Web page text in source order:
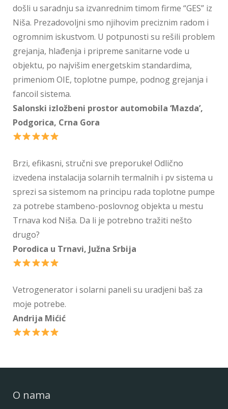
došli u saradnju sa izvanrednim timom firme “GES” iz
Niša. Prezadovoljni smo njihovim preciznim radom i
ogromnim iskustvom. U potpunosti su rešili problem
grejanja, hlađenja i pripreme sanitarne vode u
objektu, po najvišim energetskim standardima,
primeniom OIE, toplotne pumpe, podnog grejanja i
fancoil sistema.
Salonski izložbeni prostor automobila ‘Mazda’,
Podgorica, Crna Gora
Brzi, efikasni, stručni sve preporuke! Odlično
izvedena instalacija solarnih termalnih i pv sistema u
sprezi sa sistemom na principu rada toplotne pumpe
za potrebe stambeno-poslovnog objekta u mestu
Trnava kod Niša. Da li je potrebno tražiti nešto
drugo?
Porodica u Trnavi, Južna Srbija
Vetrogenerator i solarni paneli su uradjeni baš za
moje potrebe.
Andrija Mićić
O nama